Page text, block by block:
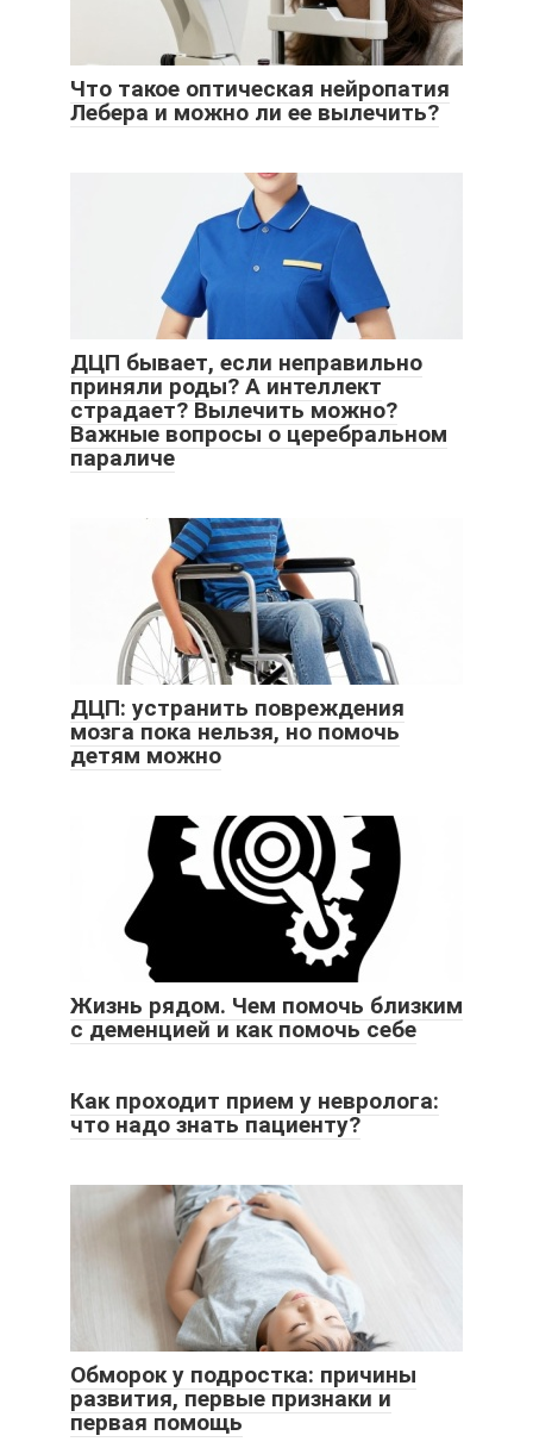
Что такое оптическая нейропатия
Лебера и можно ли ее вылечить?
ДЦП бывает, если неправильно
приняли роды? А интеллект
страдает? Вылечить можно?
Важные вопросы о церебральном
параличе
ДЦП: устранить повреждения
мозга пока нельзя, но помочь
детям можно
Жизнь рядом. Чем помочь близким
с деменцией и как помочь себе
Как проходит прием у невролога:
что надо знать пациенту?
Обморок у подростка: причины
развития, первые признаки и
первая помощь